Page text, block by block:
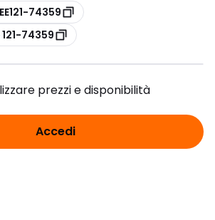
74359
74359
prezzi e disponibilità
Accedi